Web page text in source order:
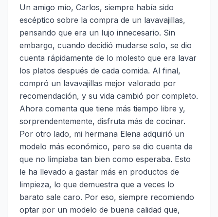
Un amigo mío, Carlos, siempre había sido
escéptico sobre la compra de un lavavajillas,
pensando que era un lujo innecesario. Sin
embargo, cuando decidió mudarse solo, se dio
cuenta rápidamente de lo molesto que era lavar
los platos después de cada comida. Al final,
compró un lavavajillas mejor valorado por
recomendación, y su vida cambió por completo.
Ahora comenta que tiene más tiempo libre y,
sorprendentemente, disfruta más de cocinar.
Por otro lado, mi hermana Elena adquirió un
modelo más económico, pero se dio cuenta de
que no limpiaba tan bien como esperaba. Esto
le ha llevado a gastar más en productos de
limpieza, lo que demuestra que a veces lo
barato sale caro. Por eso, siempre recomiendo
optar por un modelo de buena calidad que,